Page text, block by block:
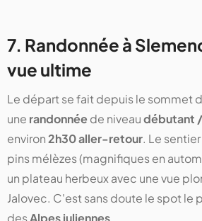
7. Randonnée à
vue ultime
Le départ se fait depuis le sommet
une randonnéede niveaudébutant
environ2h30 aller-retour. Le
pins mélèzes (magnifiques en
un plateau herbeux avec une vue
Jalovec. C'est sans doute le spot le
desAlpes juliennes.